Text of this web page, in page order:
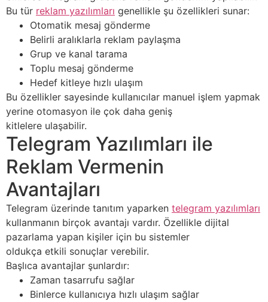
Bu tür reklam yazılımları genellikle şu özellikleri sunar:
Otomatik mesaj gönderme
Belirli aralıklarla reklam paylaşma
Grup ve kanal tarama
Toplu mesaj gönderme
Hedef kitleye hızlı ulaşım
Bu özellikler sayesinde kullanıcılar manuel işlem yapmak
yerine otomasyon ile çok daha geniş
kitlelere ulaşabilir.
Telegram Yazılımları ile
Reklam Vermenin
Avantajları
Telegram üzerinde tanıtım yaparken telegram yazılımları
kullanmanın birçok avantajı vardır. Özellikle dijital
pazarlama yapan kişiler için bu sistemler
oldukça etkili sonuçlar verebilir.
Başlıca avantajlar şunlardır:
Zaman tasarrufu sağlar
Binlerce kullanıcıya hızlı ulaşım sağlar